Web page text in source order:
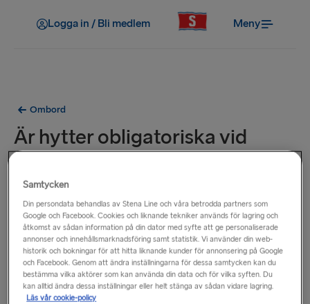
Logga in / Bli medlem Meny
Ombord
Är hytter obligatoriska vid
Hytter är obligatoriska på vissa nattresor, till exempel på våra
rutter Kiel-Göteborg och Harwich-Hoek van Holland.
Obligatoriska hytter måste bokas vid bokningstillfället.
På vissa nattresor, är det obligatoriskt att välja antingen en
hytt, en lutningsbar stol eller alternativet att resa utan hytt
eller sittplats.
Samtycken
Din persondata behandlas av Stena Line och våra betrodda partners som
Google och Facebook. Cookies och liknande tekniker används för lagring och
åtkomst av sådan information på din dator med syfte att ge personaliserade
annonser och innehållsmarknadsföring samt statistik. Vi använder din web-
historik och bokningar för att hitta liknande kunder för annonsering på Google
och Facebook. Genom att ändra inställningarna för dessa samtycken kan du
bestämma vilka aktörer som kan använda din data och för vilka syften. Du
kan alltid ändra dessa inställningar eller helt stänga av sådan vidare lagring.
Läs vår cookie-policy